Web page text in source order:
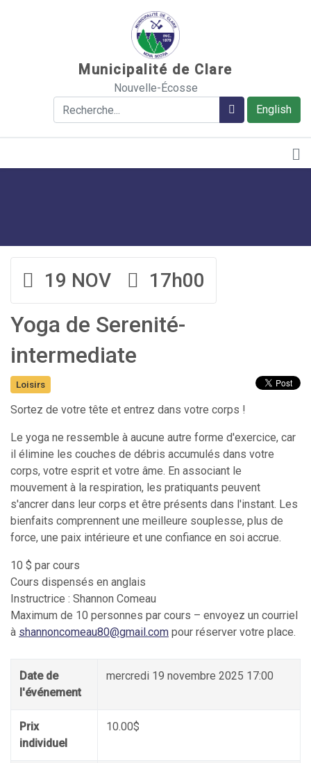
Municipalité de Clare
Nouvelle-Écosse
English
Rechercher Rechercher
19 NOV 17h00
Yoga de Serenité-
intermediate
Loisirs
Sortez de votre tête et entrez dans votre corps !
Le yoga ne ressemble à aucune autre forme d'exercice, car
il élimine les couches de débris accumulés dans votre
corps, votre esprit et votre âme. En associant le
mouvement à la respiration, les pratiquants peuvent
s'ancrer dans leur corps et être présents dans l'instant. Les
bienfaits comprennent une meilleure souplesse, plus de
force, une paix intérieure et une confiance en soi accrue.
10 $ par cours
Cours dispensés en anglais
Instructrice : Shannon Comeau
Maximum de 10 personnes par cours – envoyez un courriel
à shannoncomeau80@gmail.com pour réserver votre place.
Date de
l'événement
mercredi 19 novembre 2025 17:00
Prix
individuel
10.00$